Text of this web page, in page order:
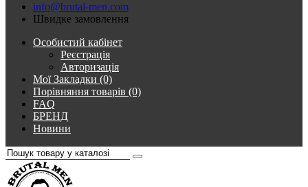
info@brutal-men.com
Швидке замовлення
Особистий кабінет
Реєстрація
Авторизація
Мої Закладки (0)
Порівняння товарів (0)
FAQ
БРЕНД
Новини